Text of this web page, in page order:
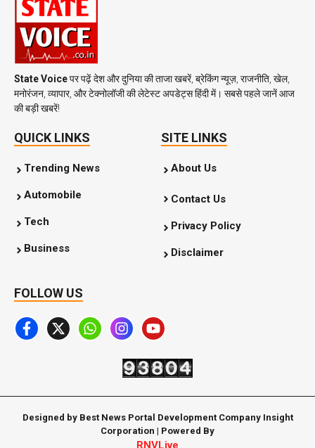
State Voiceपर पढ़ें देश और दुनिया की ताजा खबरें, ब्रेकिंग न्यूज़, राजनीति, खेल,
मनोरंजन, व्यापार, और टेक्नोलॉजी की लेटेस्ट अपडेट्स हिंदी में। सबसे पहले जानें आज
की बड़ी खबरें!
QUICK LINKS
Trending News
Automobile
Tech
Business
SITE LINKS
About Us
Contact Us
Privacy Policy
Disclaimer
FOLLOW US
Designed by Best News Portal Development Company Insight
Corporation | Powered By
RNVLive